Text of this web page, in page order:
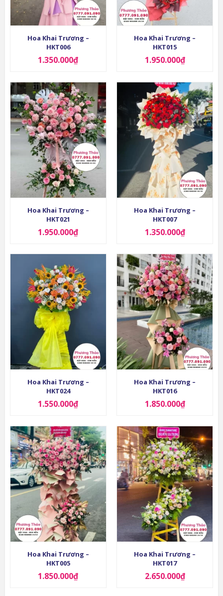
Hoa Khai Trương –
HKT006
1.350.000₫
Hoa Khai Trương –
HKT015
1.950.000₫
Hoa Khai Trương –
HKT021
1.950.000₫
Hoa Khai Trương –
HKT007
1.350.000₫
Hoa Khai Trương –
HKT024
1.550.000₫
Hoa Khai Trương –
HKT016
1.850.000₫
Hoa Khai Trương –
HKT005
1.850.000₫
Hoa Khai Trương –
HKT017
2.650.000₫